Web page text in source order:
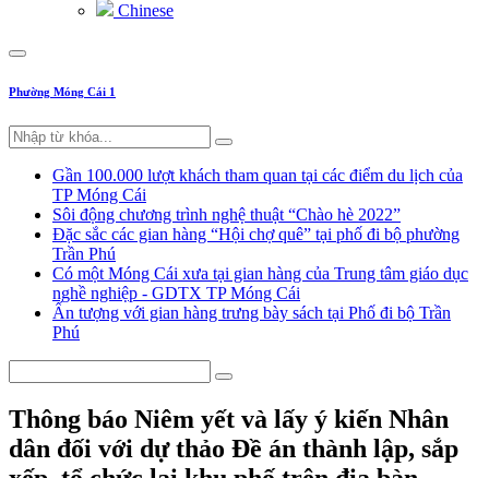
Chinese
Phường Móng Cái 1
Gần 100.000 lượt khách tham quan tại các điểm du lịch của
TP Móng Cái
Sôi động chương trình nghệ thuật “Chào hè 2022”
Đặc sắc các gian hàng “Hội chợ quê” tại phố đi bộ phường
Trần Phú
Có một Móng Cái xưa tại gian hàng của Trung tâm giáo dục
nghề nghiệp - GDTX TP Móng Cái
Ấn tượng với gian hàng trưng bày sách tại Phố đi bộ Trần
Phú
Thông báo Niêm yết và lấy ý kiến Nhân
dân đối với dự thảo Đề án thành lập, sắp